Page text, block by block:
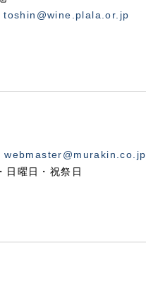
toshin@wine.plala.or.jp
webmaster@murakin.co.jp
曜日・祝祭日